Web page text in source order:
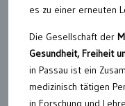
es zu einer erneuten
Die Gesellschaft der
Gesundheit, Freiheit
in Passau ist ein
medizinisch tätigen
in Forschung und